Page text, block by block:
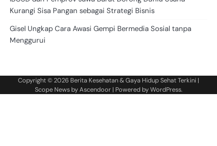
Kurangi Sisa Pangan sebagai Strategi Bisnis
Gisel Ungkap Cara Awasi Gempi Bermedia Sosial tanpa
Menggurui
Copyright © 2026 Berita Kesehatan & Gaya Hidup Sehat Terkini |
Scope News byAscendoor| Powered byWordPress.